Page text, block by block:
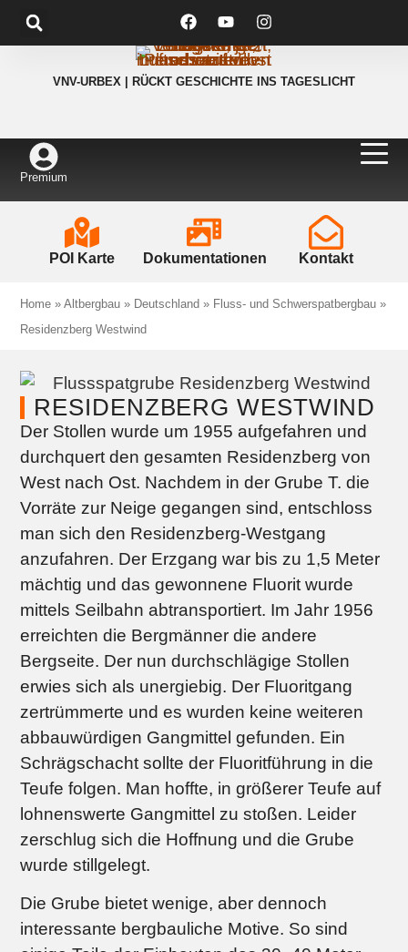
VNV-URBEX | RÜCKT GESCHICHTE INS TAGESLICHT
Premium
POI Karte Dokumentationen Kontakt
Home »Altbergbau » Deutschland » Fluss- und Schwerspatbergbau »
Residenzberg Westwind
RESIDENZBERG WESTWIND
Der Stollen wurde um 1955 aufgefahren und
durchquert den gesamten Residenzberg von
West nach Ost. Nachdem in der Grube T. die
Vorräte zur Neige gegangen sind, entschloss
man sich den Residenzberg-Westgang
anzufahren. Der Erzgang war bis zu 1,5 Meter
mächtig und das gewonnene Fluorit wurde
mittels Seilbahn abtransportiert. Im Jahr 1956
erreichten die Bergmänner die andere
Bergseite. Der nun durchschlägige Stollen
erwies sich als unergiebig. Der Fluoritgang
zertrümmerte und es wurden keine weiteren
abbauwürdigen Gangmittel gefunden. Ein
Schrägschacht sollte der Fluoritführung in die
Teufe folgen. Man hoffte, in größerer Teufe auf
lohnenswerte Gangmittel zu stoßen. Leider
zerschlug sich die Hoffnung und die Grube
wurde stillgelegt.
Die Grube bietet wenige, aber dennoch
interessante bergbauliche Motive. So sind